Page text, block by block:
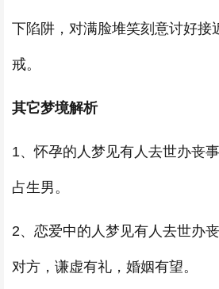
下陷阱，对满脸堆笑刻意讨好接
戒。
其它梦境解析
1、怀孕的人梦见有人去世办丧
占生男。
2、恋爱中的人梦见有人去世办
对方，谦虚有礼，婚姻有望。